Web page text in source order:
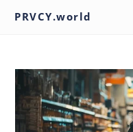
PRVCY.world